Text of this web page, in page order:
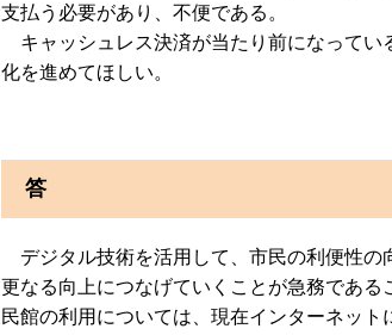
支払う必要があり、不便である。
キャッシュレス決済が当たり前になってい
化を進めてほしい。
答
デジタル技術を活用して、市民の利便性の
更なる向上につなげていくことが急務であ
民館の利用については、現在インターネッ